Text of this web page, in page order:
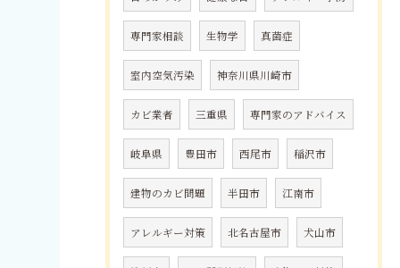
専門家相談 生物学 真菌症
室内空気汚染 神奈川県川崎市
カビ業者 三重県 専門家のアドバイス
岐阜県 豊田市 西尾市 稲沢市
建物のカビ問題 半田市 江南市
アレルギー対策 北名古屋市 犬山市